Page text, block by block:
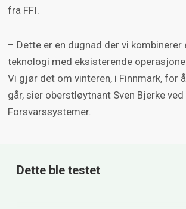
fra FFI.
– Dette er en dugnad der vi kombinerer
teknologi med eksisterende
Vi gjør det om vinteren, i Finnmark, for
går, sier oberstløytnant Sven Bjerke
Forsvarssystemer.
Dette ble testet